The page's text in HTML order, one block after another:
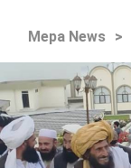
Mepa News >